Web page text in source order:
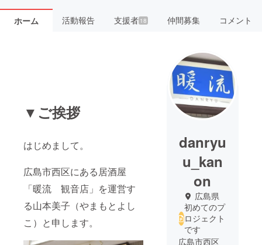
ホーム 活動報告 支援者 18 仲間募集 コメント
▼ご挨拶
はじめまして。
広島市西区にある居酒屋
「暖流 観音店」を運営す
る山本美子（やまもとよし
こ）と申します。
danryu
u_kan
on
広島県
初めてのプ
ロジェクト
です
広島市西区